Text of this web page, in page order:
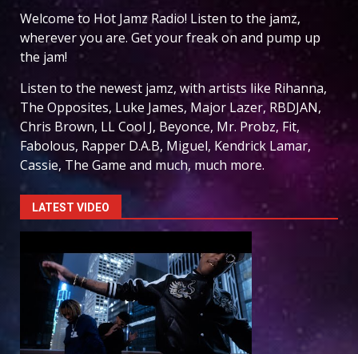
Welcome to Hot Jamz Radio! Listen to the jamz,
wherever you are. Get your freak on and pump up
the jam!
Listen to the newest jamz, with artists like Rihanna,
The Opposites, Luke James, Major Lazer, RBDJAN,
Chris Brown, LL Cool J, Beyonce, Mr. Probz, Fit,
Fabolous, Rapper D.A.B, Miguel, Kendrick Lamar,
Cassie, The Game and much, much more.
LATEST VIDEO